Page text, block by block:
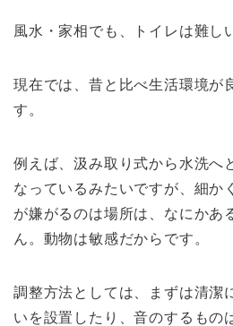
風水・家相でも、トイレは難し
現在では、昔と比べ生活環境が
す。
例えば、汲み取り式から水洗へ
なっているみたいですが、細か
が嫌がるのは場所は、なにかあ
ん。動物は敏感だからです。
調整方法としては、まずは清潔
いを設置したり、音のするもの